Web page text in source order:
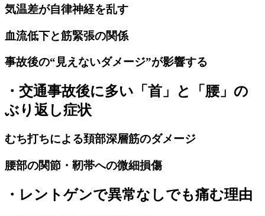
気温差が自律神経を乱す
血流低下と筋緊張の関係
事故後の“見えないダメージ”が影響する
・交通事故後に多い「首」と「腰」の
ぶり返し症状
むち打ちによる頚部深層筋のダメージ
腰部の関節・靭帯への微細損傷
・レントゲンで異常なしでも痛む理由